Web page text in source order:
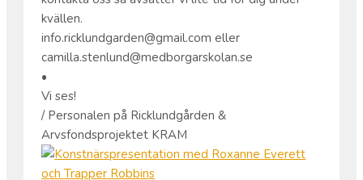
kvällen.
info.ricklundgarden@gmail.com eller
camilla.stenlund@medborgarskolan.se
•
Vi ses!
/ Personalen på Ricklundgården &
Arvsfondsprojektet KRAM